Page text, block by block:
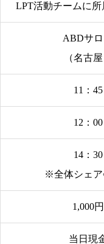
LPT活動チームに
ABDサ
（名古屋
11：45
12：00
14：30
※全体シェア
1,000円
当日現